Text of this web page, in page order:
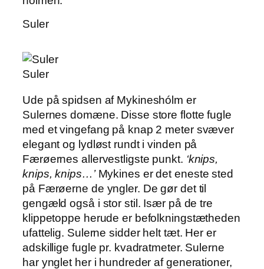
Suler
Suler
Ude på spidsen af Mykineshólm er
Sulernes domæne. Disse store flotte fugle
med et vingefang på knap 2 meter svæver
elegant og lydløst rundt i vinden på
Færøernes allervestligste punkt. ‘knips,
knips, knips…’Mykines er det eneste sted
på Færøerne de yngler. De gør det til
gengæld også i stor stil. Især på de tre
klippetoppe herude er befolkningstætheden
ufattelig. Sulerne sidder helt tæt. Her er
adskillige fugle pr. kvadratmeter. Sulerne
har ynglet her i hundreder af generationer,